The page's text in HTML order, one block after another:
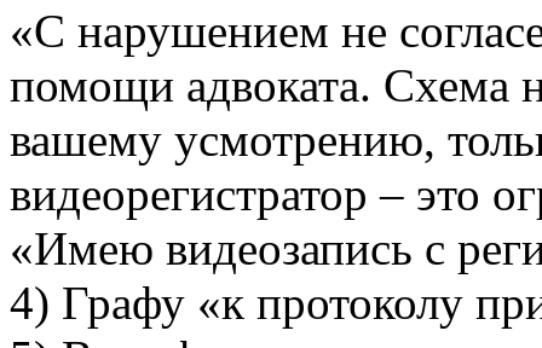
«С нарушением не
помощи адвоката. Схема
вашему усмотрению,
видеорегистратор – это
«Имею видеозапись с
4) Графу «к протоколу